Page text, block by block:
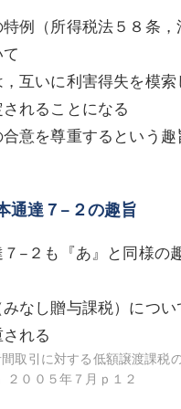
例（所得税法５８条，
互いに利害得失を模索
れることになる
意を尊重するという趣
達７−２の趣旨
−２も『あ』と同様の
なし贈与課税）につい
れる
取引に対する低額譲渡課税
２００５年７月ｐ１２